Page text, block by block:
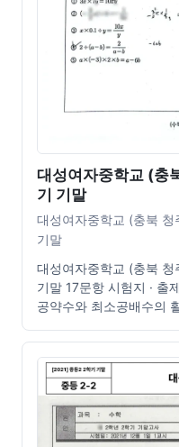
대성여자중학교 (충
기 기말
대성여자중학교 (충북 청
기말
대성여자중학교 (충북
기말 17문항 시험지 · 출
공약수와 최소공배수의